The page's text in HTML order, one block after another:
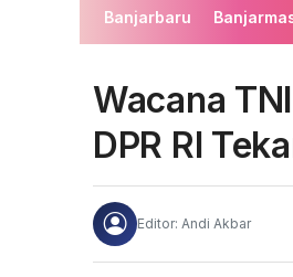
Banjarbaru
Wacana
DPR RI
Editor: Andi Akbar